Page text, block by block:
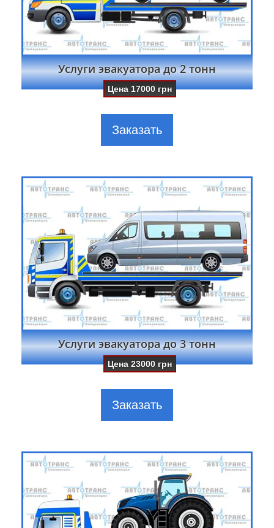
Услуги эвакуатора до 2 тонн
Цена17000 грн
Заказать
Услуги эвакуатора до 3 тонн
Цена23000 грн
Заказать